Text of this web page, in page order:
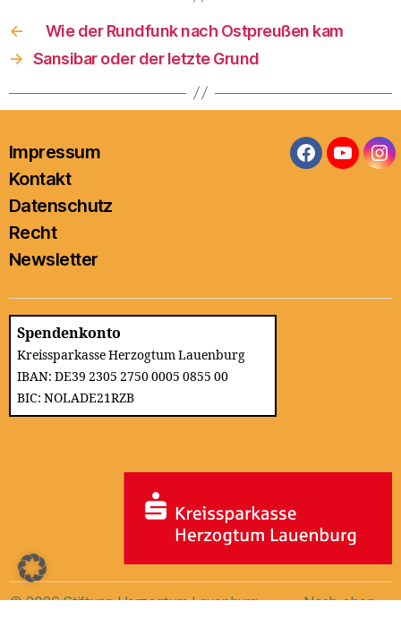
←
Wie der Rundfunk nach Ostpreußen kam
→ Sansibar oder der letzte Grund
Impressum
Kontakt
Datenschutz
Recht
Newsletter
Facebook
Spendenkonto
Kreissparkasse Herzogtum Lauenburg
IBAN: DE39 2305 2750 0005 0855 00
BIC: NOLADE21RZB
© 2026Stiftung Herzogtum Lauenburg Nach oben↑